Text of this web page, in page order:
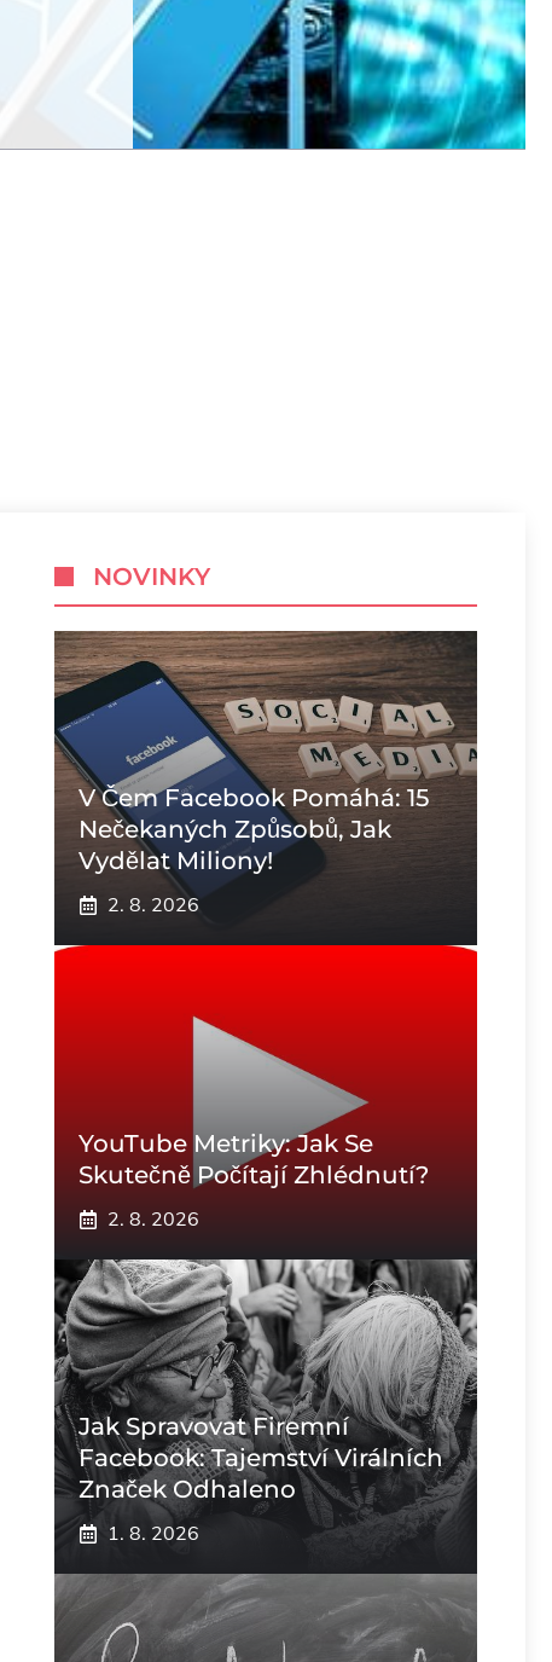
NOVINKY
V Čem Facebook Pomáhá: 15
Nečekaných Způsobů, Jak
Vydělat Miliony!
2. 8. 2026
YouTube Metriky: Jak Se
Skutečně Počítají Zhlédnutí?
2. 8. 2026
Jak Spravovat Firemní
Facebook: Tajemství Virálních
Značek Odhaleno
1. 8. 2026